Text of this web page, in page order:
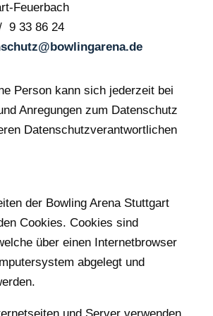
Feuerbach
9 33 86 24
Person kann sich jederzeit bei
Anregungen zum Datenschutz
Datenschutzverantwortlichen
der Bowling Arena Stuttgart
Cookies. Cookies sind
über einen Internetbrowser
abgelegt und